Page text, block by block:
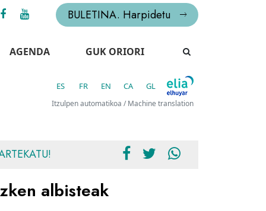
BULETINA. Harpidetu
AGENDA GUK ORIORI
ES FR EN CA GL
Itzulpen automatikoa / Machine translation
albisteak